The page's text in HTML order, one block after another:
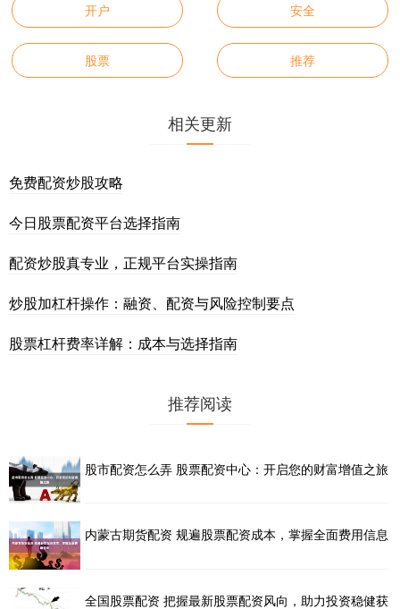
开户 安全
股票 推荐
相关更新
免费配资炒股攻略
今日股票配资平台选择指南
配资炒股真专业，正规平台实操指南
炒股加杠杆操作：融资、配资与风险控制要点
股票杠杆费率详解：成本与选择指南
推荐阅读
股市配资怎么弄 股票配资中心：开启您的财富增值之旅
内蒙古期货配资 规遍股票配资成本，掌握全面费用信息
全国股票配资 把握最新股票配资风向，助力投资稳健获